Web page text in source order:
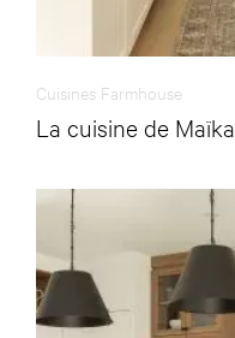
Cuisines Farmhouse
La cuisine de Maïka